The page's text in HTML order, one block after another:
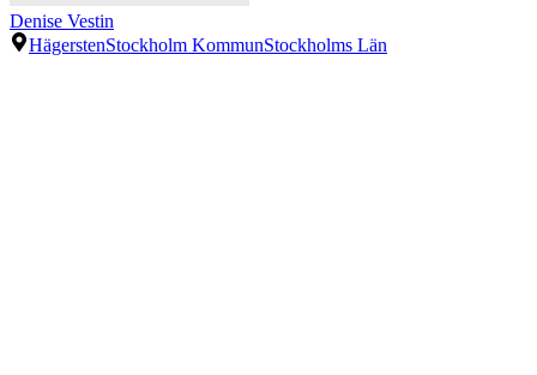
Denise Vestin
HägerstenStockholm KommunStockholms Län